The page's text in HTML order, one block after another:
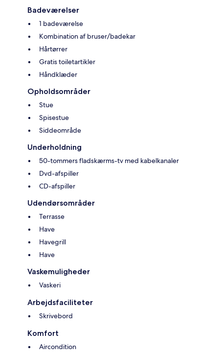
Badeværelser
1 badeværelse
Kombination af bruser/badekar
Hårtørrer
Gratis toiletartikler
Håndklæder
Opholdsområder
Stue
Spisestue
Siddeområde
Underholdning
50-tommers fladskærms-tv med kabelkanaler
Dvd-afspiller
CD-afspiller
Udendørsområder
Terrasse
Have
Havegrill
Have
Vaskemuligheder
Vaskeri
Arbejdsfaciliteter
Skrivebord
Komfort
Aircondition